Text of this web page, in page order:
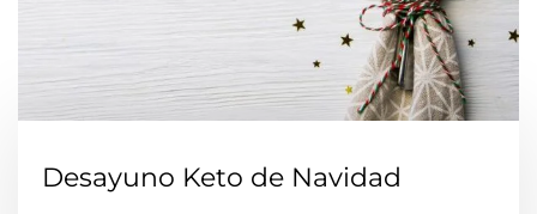
Desayuno Keto de Navidad